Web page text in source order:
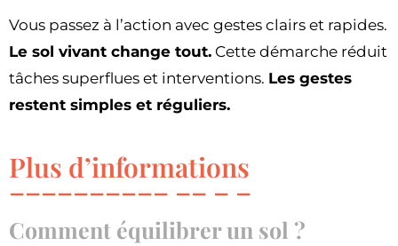
Vous passez à l’action avec gestes clairs et rapides.
Le sol vivant change tout. Cette démarche réduit
tâches superflues et interventions. Les gestes
restent simples et réguliers.
Plus d’informations
Comment équilibrer un sol ?